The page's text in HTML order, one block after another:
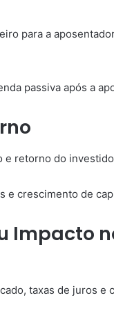
para a
passiva após a
e retorno do
e crescimento de
Impacto
taxas de juros e